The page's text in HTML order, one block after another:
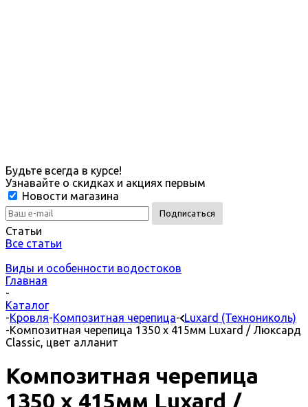
Будьте всегда в курсе!
Узнавайте о скидках и акциях первым
Новости магазина
Статьи
Все статьи
Виды и особенности водостоков
Главная
-
Каталог
-Кровля-Композитная черепица- Luxard (Технониколь)
-Композитная черепица 1350 x 415мм Luxard / Люксард
Classic, цвет алланит
Композитная черепица
1350 x 415мм Luxard /